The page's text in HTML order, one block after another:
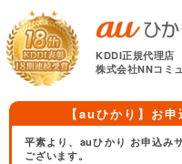
KDDI正規代理店
株式会社NNコミ
【auひかり】お
平素より、auひかり お申込み
ございます。